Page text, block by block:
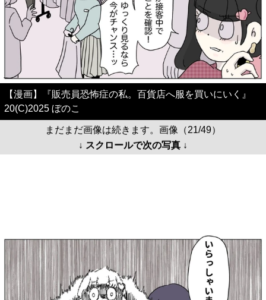
【漫画】『販売員恐怖症の私。百貨店へ服を買いにいく』
20(C)2025 ぼのこ
まだまだ画像は続きます。画像（21/49）
↓ スクロールで次の写真 ↓